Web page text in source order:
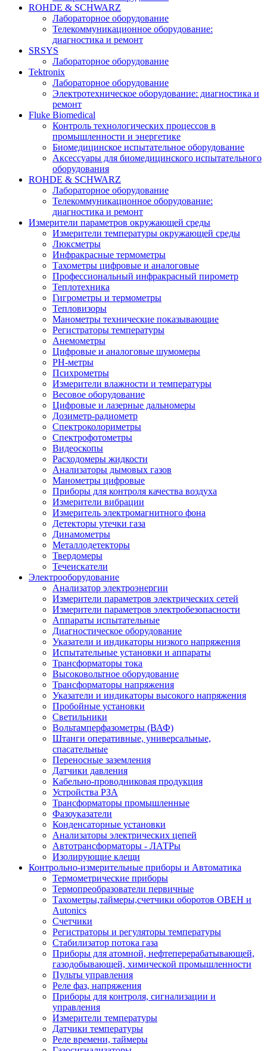
ROHDE & SCHWARZ
Лабораторное оборудование
Телекоммуникационное оборудование:
диагностика и ремонт
SRSYS
Лабораторное оборудование
Tektronix
Лабораторное оборудование
Электротехническое оборудование: диагностика и
ремонт
Fluke Biomedical
Контроль технологических процессов в
промышленности и энергетике
Биомедицинское испытательное оборудование
Аксессуары для биомедицинского испытательного
оборудования
ROHDE & SCHWARZ
Лабораторное оборудование
Телекоммуникационное оборудование:
диагностика и ремонт
Измерители параметров окружающей среды
Измерители температуры окружающей среды
Люксметры
Инфракрасные термометры
Тахометры цифровые и аналоговые
Профессиональный инфракрасный пирометр
Теплотехника
Гигрометры и термометры
Тепловизоры
Манометры технические показывающие
Регистраторы температуры
Анемометры
Цифровые и аналоговые шумомеры
PH-метры
Психрометры
Измерители влажности и температуры
Весовое оборудование
Цифровые и лазерные дальномеры
Дозиметр-радиометр
Спектроколориметры
Спектрофотометры
Видеоскопы
Расходомеры жидкости
Анализаторы дымовых газов
Манометры цифровые
Приборы для контроля качества воздуха
Измерители вибрации
Измеритель электромагнитного фона
Детекторы утечки газа
Динамометры
Металлодетекторы
Твердомеры
Течеискатели
Электрооборудование
Анализатор электроэнергии
Измерители параметров электрических сетей
Измерители параметров электробезопасности
Аппараты испытательные
Диагностическое оборудование
Указатели и индикаторы низкого напряжения
Испытательные установки и аппараты
Трансформаторы тока
Высоковольтное оборудование
Трансформаторы напряжения
Указатели и индикаторы высокого напряжения
Пробойные установки
Светильники
Вольтамперфазометры (ВАФ)
Штанги оперативные, универсальные,
спасательные
Переносные заземления
Датчики давления
Кабельно-проводниковая продукция
Устройства РЗА
Трансформаторы промышленные
Фазоуказатели
Конденсаторные установки
Анализаторы электрических цепей
Автотрансформаторы - ЛАТРы
Изолирующие клещи
Контрольно-измерительные приборы и Автоматика
Термометрические приборы
Термопреобразователи первичные
Тахометры,таймеры,счетчики оборотов ОВЕН и
Autonics
Счетчики
Регистраторы и регуляторы температуры
Стабилизатор потока газа
Приборы для атомной, нефтеперерабатывающей,
газодобывающей, химической промышленности
Пульты управления
Реле фаз, напряжения
Приборы для контроля, сигнализации и
управления
Измерители температуры
Датчики температуры
Реле времени, таймеры